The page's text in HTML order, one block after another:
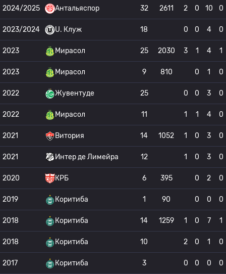
2024/2025 Антальяспор 32 2611 2 0 10 0
2023/2024 U. Клуж 18 0 0 4 0
2023 Мирасол 25 2030 3 1 4 1
2023 Мирасол 9 810 0 1 0
2022 Жувентуде 25 0 0 3 0
2022 Мирасол 11 1 1 4 0
2021 Витория 14 1052 1 0 3 0
2021 Интер де Лимейра 12 1 0 3 0
2020 КРБ 6 395 0 2 0
2019 Коритиба 1 90 0 0 0
2018 Коритиба 14 1259 1 0 7 1
2018 Коритиба 10 2 0 1 0
2017 Коритиба 3 0 0 0 0